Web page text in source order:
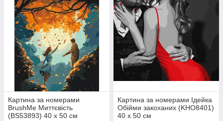
Картина за номерами
BrushMe Миттєвість
(BS53893) 40 х 50 см
Картина за номерами Ідейка
Обійми закоханих (KHO8401)
40 х 50 см